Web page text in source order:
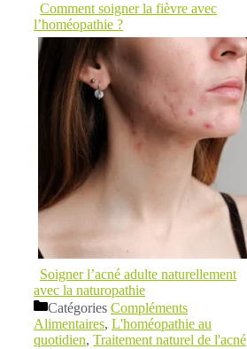
Comment soigner la fièvre avec
l’homéopathie ?
Soigner l’acné adulte naturellement
avec la naturopathie
Catégories Compléments
Alimentaires, L'homéopathie au
quotidien, Traitement naturel de l'acné